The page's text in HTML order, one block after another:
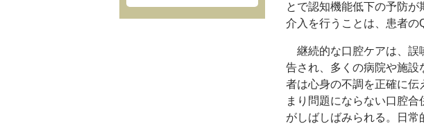
とで認知機能低下の予防
介入を行うことは、患者の
継続的な口腔ケアは、誤
告され、多くの病院や施設
者は心身の不調を正確に伝
まり問題にならない口腔
がしばしばみられる。日